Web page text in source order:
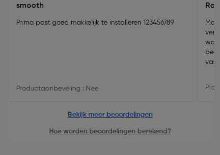
smooth
Prima past goed makkelijk te installeren 123456789
Productaanbeveling : Nee
Bekijk meer beoordelingen
Hoe worden beoordelingen berekend?